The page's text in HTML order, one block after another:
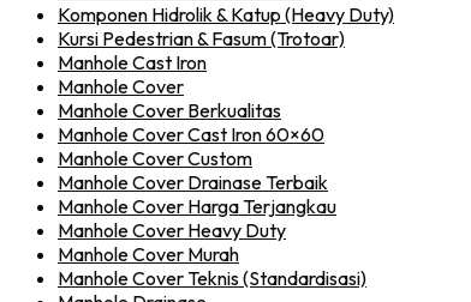
Komponen Hidrolik & Katup (Heavy Duty)
Kursi Pedestrian & Fasum (Trotoar)
Manhole Cast Iron
Manhole Cover
Manhole Cover Berkualitas
Manhole Cover Cast Iron 60×60
Manhole Cover Custom
Manhole Cover Drainase Terbaik
Manhole Cover Harga Terjangkau
Manhole Cover Heavy Duty
Manhole Cover Murah
Manhole Cover Teknis (Standardisasi)